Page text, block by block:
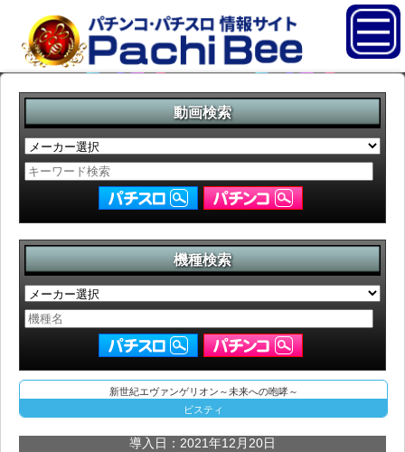
動画検索
機種検索
新世紀エヴァンゲリオン～未来への咆哮～
ビスティ
導入日：2021年12月20日